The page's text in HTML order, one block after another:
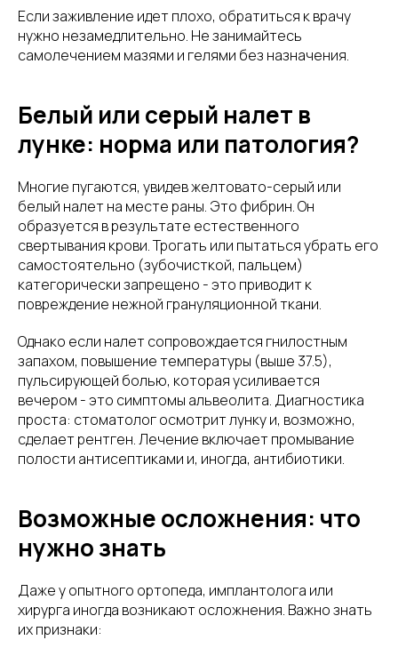
Если заживление идет плохо, обратиться к врачу
нужно незамедлительно. Не занимайтесь
самолечением мазями и гелями без назначения.
Белый или серый налет в
лунке: норма или патология?
Многие пугаются, увидев желтовато-серый или
белый налет на месте раны. Это фибрин. Он
образуется в результате естественного
свертывания крови. Трогать или пытаться убрать его
самостоятельно (зубочисткой, пальцем)
категорически запрещено - это приводит к
повреждение нежной грануляционной ткани.
Однако если налет сопровождается гнилостным
запахом, повышение температуры (выше 37.5),
пульсирующей болью, которая усиливается
вечером - это симптомы альвеолита. Диагностика
проста: стоматолог осмотрит лунку и, возможно,
сделает рентген. Лечение включает промывание
полости антисептиками и, иногда, антибиотики.
Возможные осложнения: что
нужно знать
Даже у опытного ортопеда, имплантолога или
хирурга иногда возникают осложнения. Важно знать
их признаки: